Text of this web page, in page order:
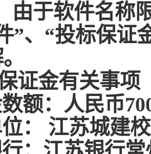
由于软件名称
”、“投标保证
证金有关事项
额：人民币7
：
江苏城建